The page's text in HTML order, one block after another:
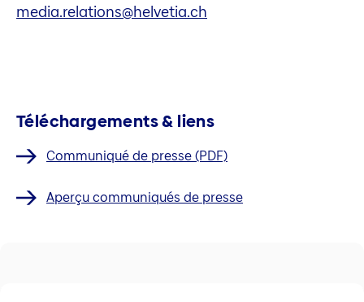
media.relations@helvetia.ch
Téléchargements & liens
Communiqué de presse (PDF)
Aperçu communiqués de presse